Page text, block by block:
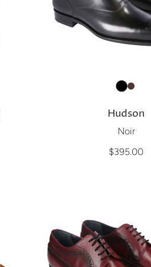
Hudson
Noir
$395.00